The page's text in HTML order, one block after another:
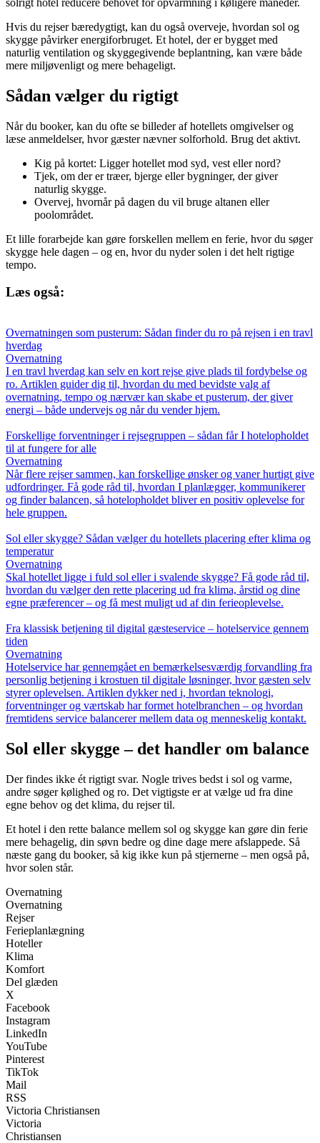
Hvis du rejser bæredygtigt, kan du også overveje, hvordan sol og
skygge påvirker energiforbruget. Et hotel, der er bygget med
naturlig ventilation og skyggegivende beplantning, kan være både
mere miljøvenligt og mere behageligt.
Sådan vælger du rigtigt
Når du booker, kan du ofte se billeder af hotellets omgivelser og
læse anmeldelser, hvor gæster nævner solforhold. Brug det aktivt.
Kig på kortet: Ligger hotellet mod syd, vest eller nord?
Tjek, om der er træer, bjerge eller bygninger, der giver
naturlig skygge.
Overvej, hvornår på dagen du vil bruge altanen eller
poolområdet.
Et lille forarbejde kan gøre forskellen mellem en ferie, hvor du søger
skygge hele dagen – og en, hvor du nyder solen i det helt rigtige
tempo.
Læs også:
Overnatningen som pusterum: Sådan finder du ro på rejsen i en travl
hverdag
Overnatning
I en travl hverdag kan selv en kort rejse give plads til fordybelse og
ro. Artiklen guider dig til, hvordan du med bevidste valg af
overnatning, tempo og nærvær kan skabe et pusterum, der giver
energi – både undervejs og når du vender hjem.
Forskellige forventninger i rejsegruppen – sådan får I hotelopholdet
til at fungere for alle
Overnatning
Når flere rejser sammen, kan forskellige ønsker og vaner hurtigt give
udfordringer. Få gode råd til, hvordan I planlægger, kommunikerer
og finder balancen, så hotelopholdet bliver en positiv oplevelse for
hele gruppen.
Sol eller skygge? Sådan vælger du hotellets placering efter klima og
temperatur
Overnatning
Skal hotellet ligge i fuld sol eller i svalende skygge? Få gode råd til,
hvordan du vælger den rette placering ud fra klima, årstid og dine
egne præferencer – og få mest muligt ud af din ferieoplevelse.
Fra klassisk betjening til digital gæsteservice – hotelservice gennem
tiden
Overnatning
Hotelservice har gennemgået en bemærkelsesværdig forvandling fra
personlig betjening i krostuen til digitale løsninger, hvor gæsten selv
styrer oplevelsen. Artiklen dykker ned i, hvordan teknologi,
forventninger og værtskab har formet hotelbranchen – og hvordan
fremtidens service balancerer mellem data og menneskelig kontakt.
Sol eller skygge – det handler om balance
Der findes ikke ét rigtigt svar. Nogle trives bedst i sol og varme,
andre søger kølighed og ro. Det vigtigste er at vælge ud fra dine
egne behov og det klima, du rejser til.
Et hotel i den rette balance mellem sol og skygge kan gøre din ferie
mere behagelig, din søvn bedre og dine dage mere afslappede. Så
næste gang du booker, så kig ikke kun på stjernerne – men også på,
hvor solen står.
Overnatning
Overnatning
Rejser
Ferieplanlægning
Hoteller
Klima
Komfort
Del glæden
X
Facebook
Instagram
LinkedIn
YouTube
Pinterest
TikTok
Mail
RSS
Victoria Christiansen
Victoria
Christiansen